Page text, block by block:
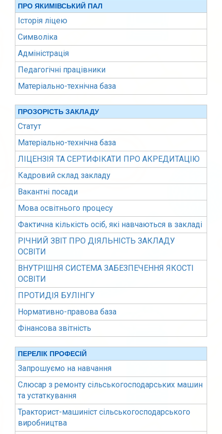
ПРО ЯКИМІВСЬКИЙ ПАЛ
Історія ліцею
Символіка
Адміністрація
Педагогічні працівники
Матеріально-технічна база
ПРОЗОРІСТЬ ЗАКЛАДУ
Статут
Матеріально-технічна база
ЛІЦЕНЗІЯ ТА СЕРТИФІКАТИ ПРО АКРЕДИТАЦІЮ
Кадровий склад закладу
Вакантні посади
Мова освітнього процесу
Фактична кількість осіб, які навчаються в закладі
РІЧНИЙ ЗВІТ ПРО ДІЯЛЬНІСТЬ ЗАКЛАДУ
ОСВІТИ
ВНУТРІШНЯ СИСТЕМА ЗАБЕЗПЕЧЕННЯ ЯКОСТІ
ОСВІТИ
ПРОТИДІЯ БУЛІНГУ
Нормативно-правова база
Фінансова звітність
ПЕРЕЛІК ПРОФЕСІЙ
Запрошуємо на навчання
Слюсар з ремонту сільськогосподарських машин
та устаткування
Тракторист-машиніст сільськогосподарського
виробництва